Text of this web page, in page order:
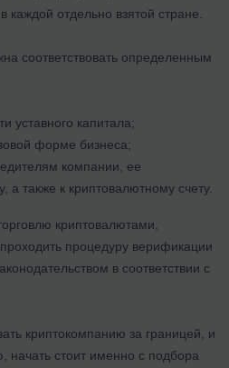
каждой отдельно взятой стране.
соответствовать определенным
уставного капитала;
форме бизнеса;
компании, ее
а также к криптовалютному счету.
криптовалютами,
процедуру верификации
в соответствии с
криптокомпанию за границей, и
начать стоит именно с подбора